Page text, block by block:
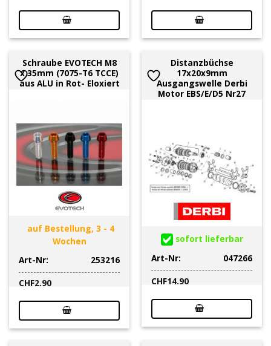
Schraube EVOTECH M8
x 35mm (7075-T6 TCCE)
aus ALU in Rot- Eloxiert
auf Bestellung, 3 - 4
Wochen
Art-Nr:
253216
CHF2.90
Distanzbüchse
17x20x9mm
Ausgangswelle Derbi
Motor EBS/E/D5 Nr27
sofort lieferbar
Art-Nr:
047266
CHF14.90